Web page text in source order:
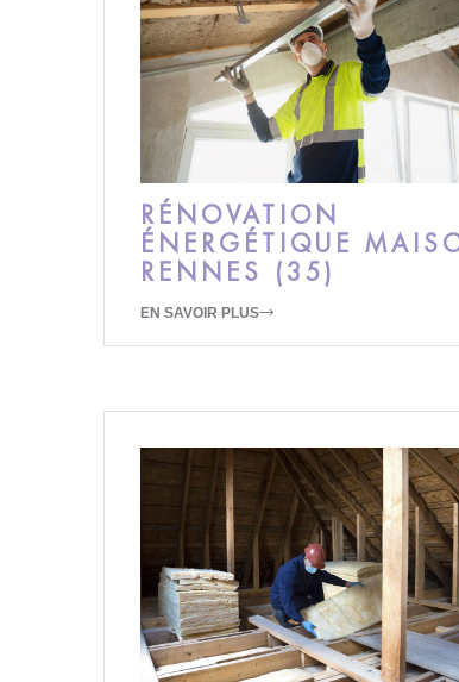
RÉNOVATION
ÉNERGÉTIQUE
RENNES (35)
EN SAVOIR PLUS